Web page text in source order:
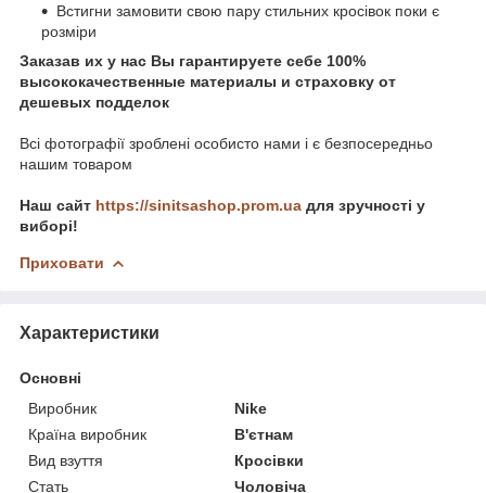
Встигни замовити свою пару стильних кросівок поки є
розміри
Заказав их у нас Вы гарантируете себе 100%
высококачественные материалы и страховку от
дешевых подделок
Всі фотографії зроблені особисто нами і є безпосередньо
нашим товаром
Наш сайт https://sinitsashop.prom.ua для зручності у
виборі!
Приховати
Характеристики
Основні
Виробник
Nike
Країна виробник
В'єтнам
Вид взуття
Кросівки
Стать
Чоловіча